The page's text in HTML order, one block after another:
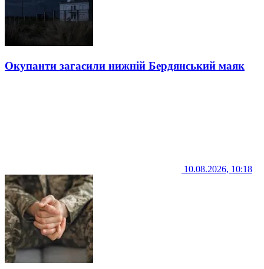
Окупанти загасили нижній Бердянський маяк
10.08.2026, 10:18